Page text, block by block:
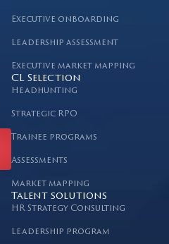
Executive onboarding
Leadership assessment
Executive market mapping
CL Selection
Headhunting
Strategic RPO
Trainee programs
Assessments
Market mapping
Talent solutions
HR Strategy Consulting
Leadership program